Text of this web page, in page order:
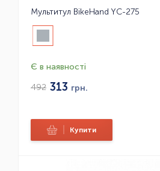
Мультитул BikeHand YC-275
Є в наявності
492 313 грн.
Купити